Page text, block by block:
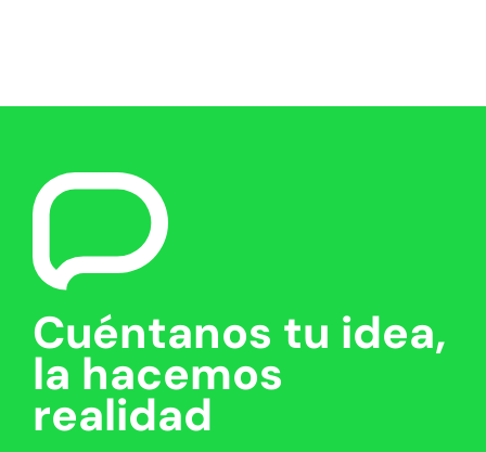
Cuéntanos tu idea,
la hacemos
realidad